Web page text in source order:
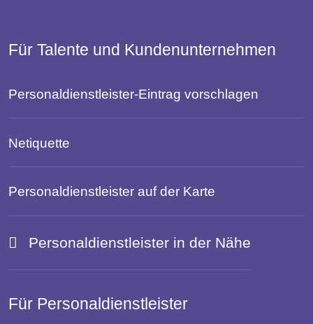
Für Talente und Kundenunternehmen
Personaldienstleister-Eintrag vorschlagen
Netiquette
Personaldienstleister auf der Karte
Personaldienstleister in der Nähe
Für Personaldienstleister